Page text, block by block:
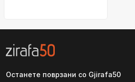
Останете поврзани со Gjirafa50